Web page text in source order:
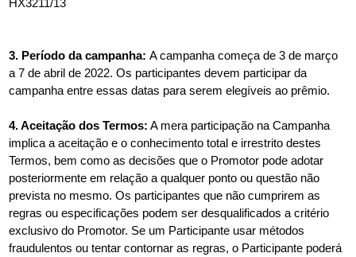
HX3211/13
3. Período da campanha: A campanha começa de 3 de março
a 7 de abril de 2022. Os participantes devem participar da
campanha entre essas datas para serem elegíveis ao prêmio.
4. Aceitação dos Termos: A mera participação na Campanha
implica a aceitação e o conhecimento total e irrestrito destes
Termos, bem como as decisões que o Promotor pode adotar
posteriormente em relação a qualquer ponto ou questão não
prevista no mesmo. Os participantes que não cumprirem as
regras ou especificações podem ser desqualificados a critério
exclusivo do Promotor. Se um Participante usar métodos
fraudulentos ou tentar contornar as regras, o Participante poderá